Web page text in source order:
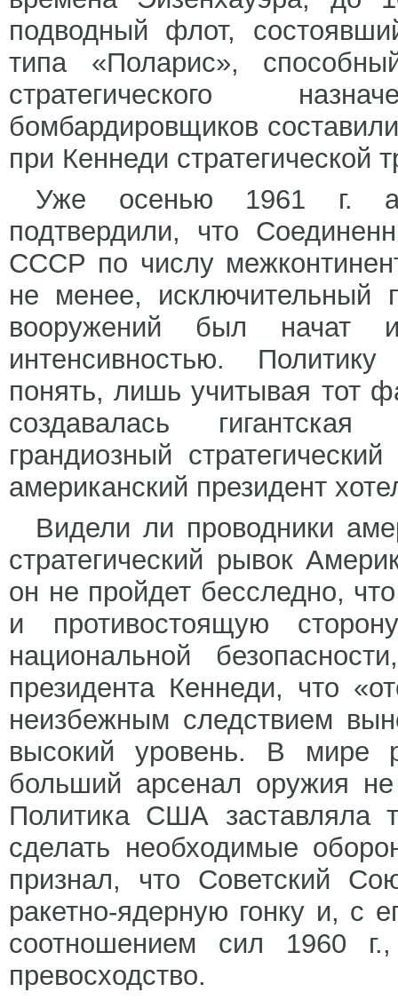
подводный флот,
типа «Поларис»,
стратегического
бомбардировщиков
при Кеннеди стратегической
Уже осенью 1961 г.
подтвердили, что
СССР по числу
не менее, исключительный
вооружений был начат
интенсивностью.
понять, лишь учитывая тот
создавалась
грандиозный
американский президент
Видели ли проводники
стратегический рывок
он не пройдет бесследно,
и противостоящую
национальной
президента Кеннеди, что
неизбежным следствием
высокий уровень. В мире
больший арсенал оружия
Политика США заставляла
сделать необходимые
признал, что Советский
ракетно-ядерную гонку и, с
соотношением сил 1960
превосходство.